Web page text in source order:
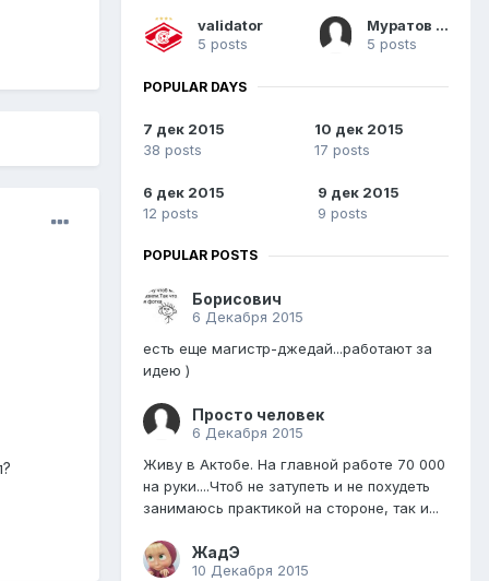
validator
5 posts
Муратов А.Е.
5 posts
POPULAR DAYS
7 дек 2015
38 posts
10 дек 2015
17 posts
6 дек 2015
12 posts
9 дек 2015
9 posts
POPULAR POSTS
Борисович
6 Декабря 2015
есть еще магистр-джедай...работают за
идею )
Просто человек
6 Декабря 2015
Живу в Актобе. На главной работе 70 000
на руки....Чтоб не затупеть и не похудеть
занимаюсь практикой на стороне, так и...
ЖадЭ
10 Декабря 2015